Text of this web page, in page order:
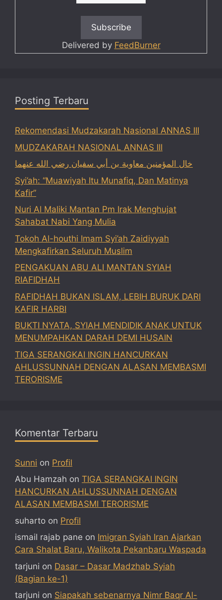
Delivered by FeedBurner
Posting Terbaru
Rekomendasi Mudzakarah Nasional ANNAS III
MUDZAKARAH NASIONAL ANNAS III
خال المؤمنين معاوية بن أبي سفيان رضي الله عنهما
Syi’ah: “Muawiyah Itu Munafiq, Dan Matinya
Kafir”
Nuri Al Maliki Mantan Pm Irak Menghujat
Sahabat Nabi Yang Mulia
Tokoh Al-houthi Imam Syi’ah Zaidiyyah
Mengkafirkan Seluruh Muslim
PENGAKUAN ABU ALI MANTAN SYIAH
RIAFIDHAH
RAFIDHAH BUKAN ISLAM, LEBIH BURUK DARI
KAFIR HARBI
BUKTI NYATA, SYIAH MENDIDIK ANAK UNTUK
MENUMPAHKAN DARAH DEMI HUSAIN
TIGA SERANGKAI INGIN HANCURKAN
AHLUSSUNNAH DENGAN ALASAN MEMBASMI
TERORISME
Komentar Terbaru
Sunni on Profil
Abu Hamzah on TIGA SERANGKAI INGIN
HANCURKAN AHLUSSUNNAH DENGAN
ALASAN MEMBASMI TERORISME
suharto on Profil
ismail rajab pane on Imigran Syiah Iran Ajarkan
Cara Shalat Baru, Walikota Pekanbaru Waspada
tarjuni on Dasar – Dasar Madzhab Syiah
(Bagian ke-1)
tarjuni on Siapakah sebenarnya Nimr Baqr Al-